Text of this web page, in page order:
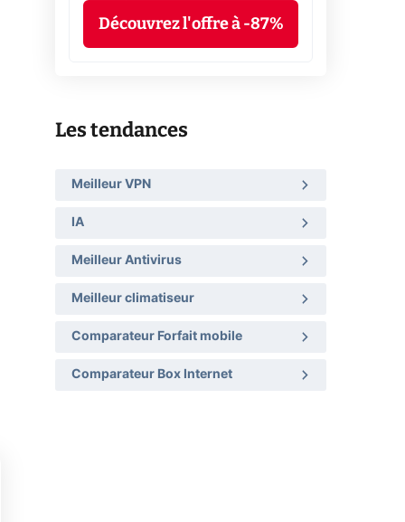
Découvrez l'offre à -87%
Les tendances
Meilleur VPN
IA
Meilleur Antivirus
Meilleur climatiseur
Comparateur Forfait mobile
Comparateur Box Internet